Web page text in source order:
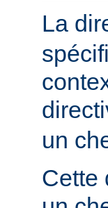
La
un
Cette